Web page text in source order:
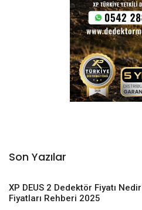
Son Yazılar
XP DEUS 2 Dedektör Fiyatı
Fiyatları Rehberi 2025